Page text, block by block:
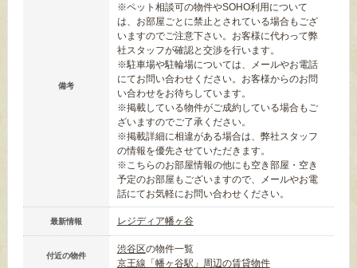
備考
※ペット相談可の物件やSOHO利用について
は、お部屋ごとに禁止とされている場合もござ
いますのでご注意下さい。お客様に代わって弊
社スタッフが確認と交渉を行います。
※駐車場や駐輪場については、メールやお電話
にてお問い合わせください。お客様からのお問
い合わせをお待ちしています。
※掲載している物件がご成約している場合もご
ざいますのでご了承ください。
※掲載詳細に相違がある場合は、弊社スタッフ
の情報を優先させていただきます。
※こちらのお部屋情報の他にも空き部屋・空き
予定のお部屋もございますので、メールやお電
話にてお気軽にお問い合わせください。
最新情報 レジディア幡ヶ谷
付近の物件
渋谷区の物件一覧
京王線「幡ヶ谷駅」周辺の賃貸物件